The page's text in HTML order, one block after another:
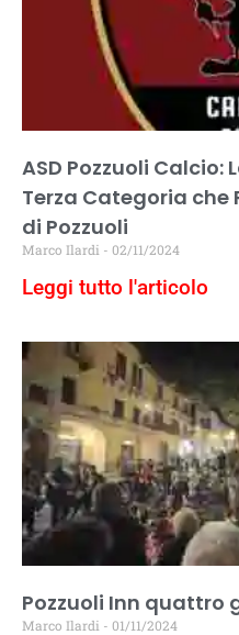
ASD Pozzuoli Calcio:
Terza Categoria
di Pozzuoli
Marco Ilardi 02/11/2024
Leggi tutto l'articolo
Pozzuoli Inn quattro
Marco Ilardi 01/11/2024